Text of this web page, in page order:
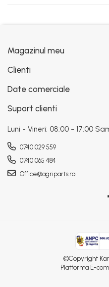
Magazinul meu
Clienti
Date comerciale
Suport clienti
Luni - Vineri: 08:00 - 17:00
0740 029 559
0740 065 484
Office@agriparts.ro
©Copyright
Platforma E-